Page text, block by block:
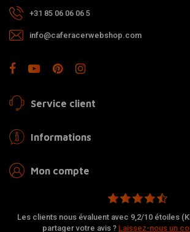
+31 85 06 06 06 5
info@caferacerwebshop.com
Service client
Informations
Mon compte
Les clients nous évaluent avec 9,2/10 étoiles
partager votre avis ? Laissez-nous un